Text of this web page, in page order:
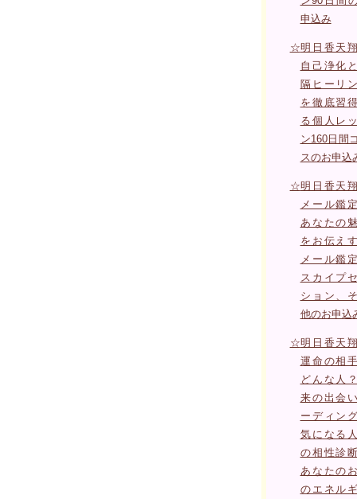
申込み
☆明日香天
自己浄化
隔ヒーリ
を徹底習
る個人レ
ン160日間
スのお申込
☆明日香天
メール鑑
あなたの
をお伝え
メール鑑
スカイプ
ション、
他のお申込
☆明日香天
運命の相
どんな人
来の出会
ーディン
気になる
の相性診
あなたの
のエネル